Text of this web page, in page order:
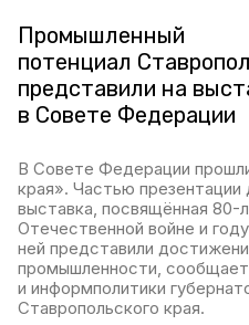
Промышленный
потенциал
представили на
в Совете Федерации
В Совете Федерации
края». Частью презентации
выставка, посвящённая
Отечественной войне и
ней представили
промышленности,
и информполитики
Ставропольского края.